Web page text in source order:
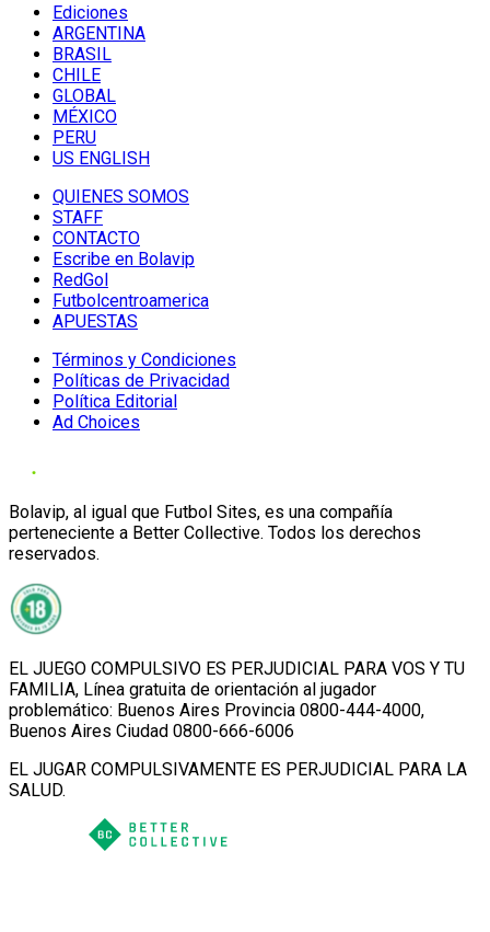
Ediciones
ARGENTINA
BRASIL
CHILE
GLOBAL
MÉXICO
PERU
US ENGLISH
QUIENES SOMOS
STAFF
CONTACTO
Escribe en Bolavip
RedGol
Futbolcentroamerica
APUESTAS
Términos y Condiciones
Políticas de Privacidad
Política Editorial
Ad Choices
Bolavip, al igual que Futbol Sites, es una compañía
perteneciente a Better Collective. Todos los derechos
reservados.
EL JUEGO COMPULSIVO ES PERJUDICIAL PARA VOS Y TU
FAMILIA, Línea gratuita de orientación al jugador
problemático: Buenos Aires Provincia 0800-444-4000,
Buenos Aires Ciudad 0800-666-6006
EL JUGAR COMPULSIVAMENTE ES PERJUDICIAL PARA LA
SALUD.